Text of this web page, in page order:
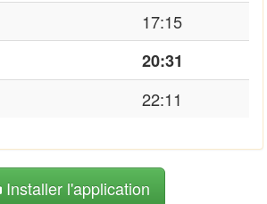
17:15
20:31
22:11
Installer l'application